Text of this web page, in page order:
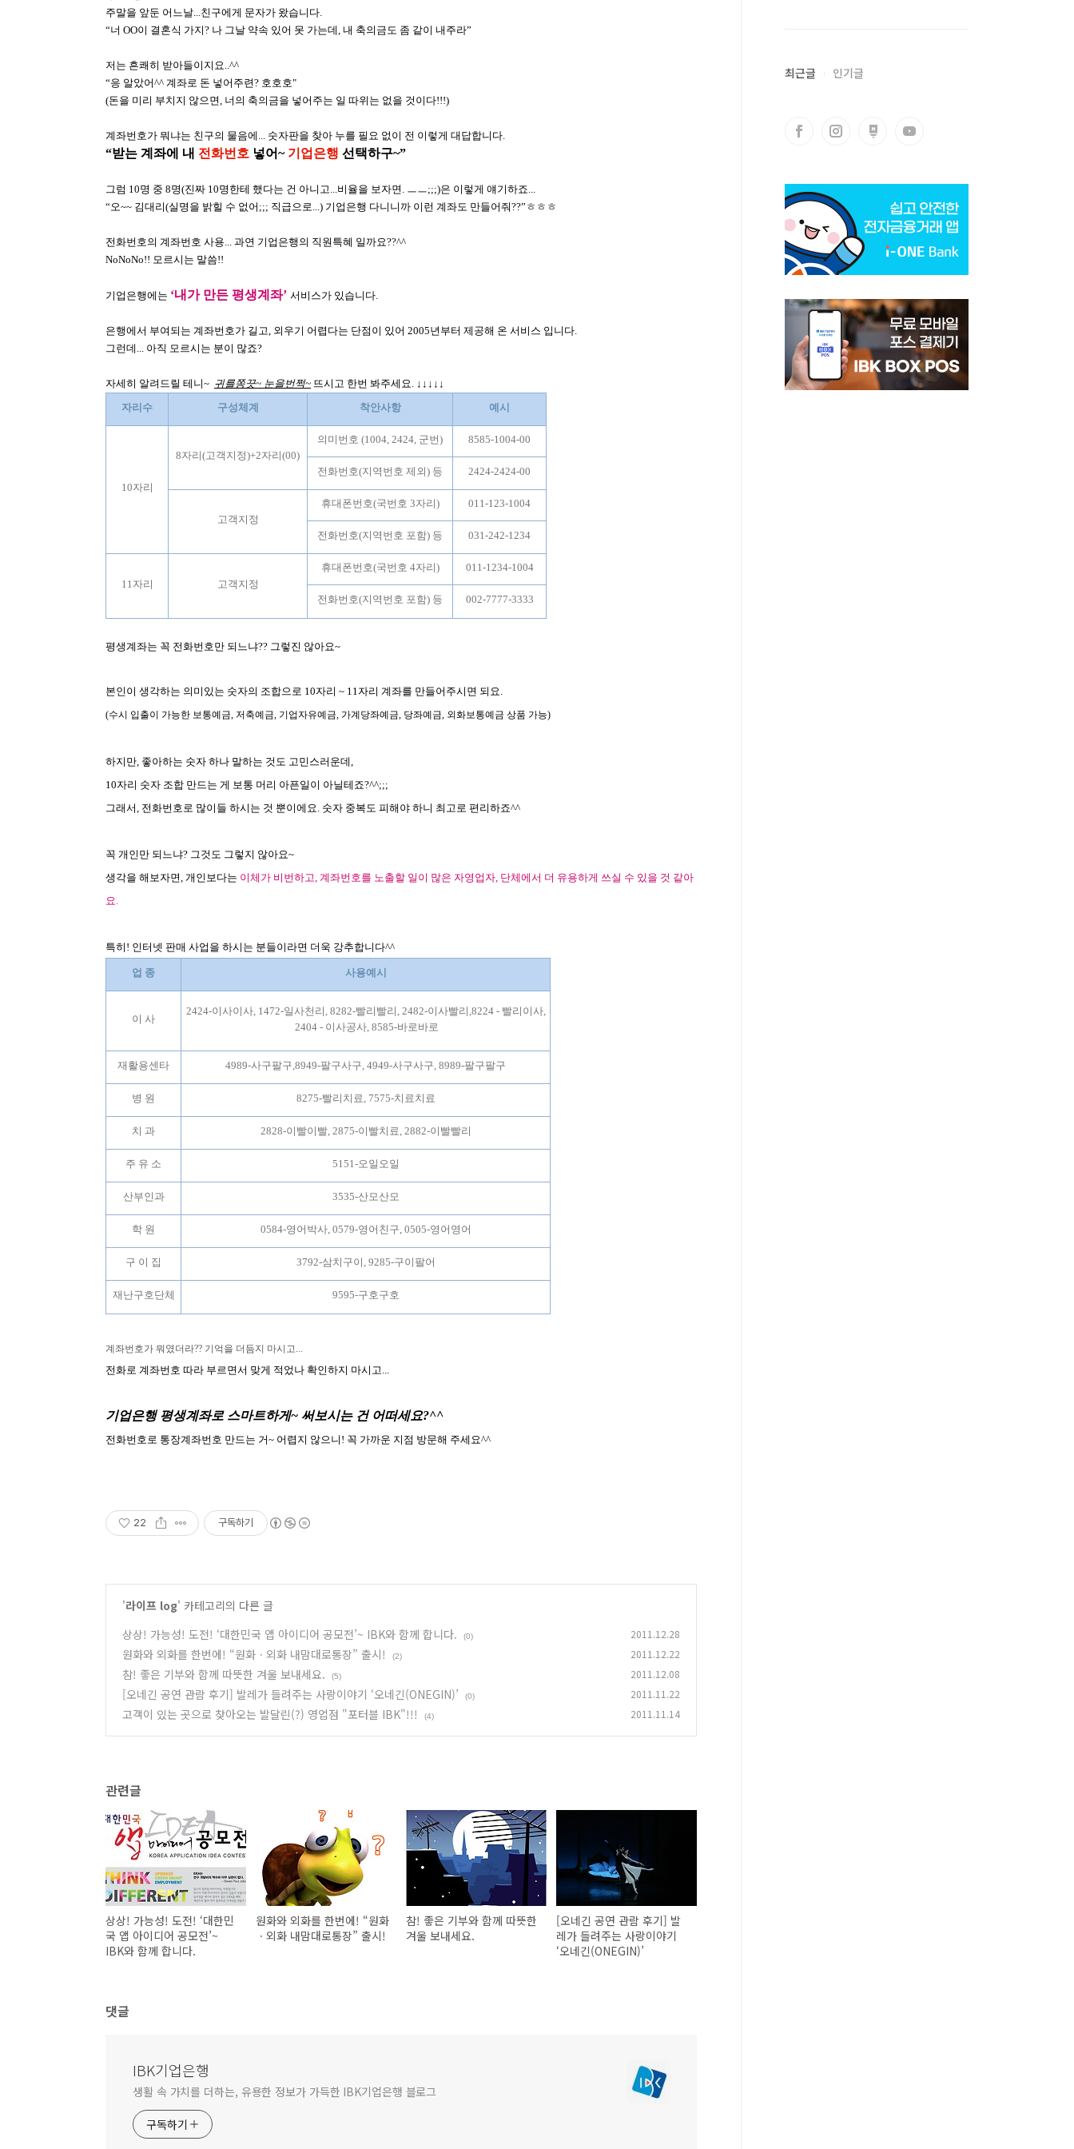
주말을 앞둔 어느날...친구에게 문자가 왔습니다.
“너 OO이 결혼식 가지? 나 그날 약속 있어 못 가는데, 내 축의금도 좀 같이 내주라”
저는 흔쾌히 받아들이지요..^^
“응 알았어^^ 계좌로 돈 넣어주련? 호호호"
(돈을 미리 부치지 않으면, 너의 축의금을 넣어주는 일 따위는 없을 것이다!!!)
계좌번호가 뭐냐는 친구의 물음에 ... 숫자판을 찾아 누를 필요 없이 전 이렇게 대답합니다.
“받는 계좌에 내 전화번호 넣어~ 기업은행 선택하구~”
그럼 10명 중 8명(진짜 10명한테 했다는 건 아니고...비율을 보자면 . ㅡㅡ;;;)은 이렇게 얘기하죠...
“오~~ 김대리(실명을 밝힐 수 없어 ;;; 직급으로...) 기업은행 다니니까 이런 계좌도 만들어줘??” ㅎㅎㅎ
전화번호의 계좌번호 사용... 과연 기업은행의 직원특혜 일까요??^^
NoNoNo!! 모르시는 말씀!!
기업은행에는 ‘내가 만든 평생계좌’ 서비스가 있습니다.
은행에서 부여되는 계좌번호가 길고, 외우기 어렵다는 단점이 있어 2005년부터 제공해 온 서비스 입니다.
그런데 ... 아직 모르시는 분이 많죠?
자세히 알려드릴 테니~ 귀를쫑끗~ 눈을번쩍~ 뜨시고 한번 봐주세요. ↓↓↓↓↓
자리수
구성체계 착안사항 예시
10자리
8자리(고객지정)+2자리(00)
의미번호 (1004, 2424, 군번) 8585-1004-00
전화번호(지역번호 제외) 등 2424-2424-00
고객지정
휴대폰번호(국번호 3자리) 011-123-1004
전화번호(지역번호 포함) 등 031-242-1234
11자리 고객지정
휴대폰번호(국번호 4자리) 011-1234-1004
전화번호(지역번호 포함) 등 002-7777-3333
평생계좌는 꼭 전화번호만 되느냐?? 그렇진 않아요~
본인이 생각하는 의미있는 숫자의 조합으로 10자리 ~ 11자리 계좌를 만들어주시면 되요.
(수시 입출이 가능한 보통예금, 저축예금, 기업자유예금, 가계당좌예금, 당좌예금, 외화보통예금 상품 가능)
하지만, 좋아하는 숫자 하나 말하는 것도 고민스러운데,
10자리 숫자 조합 만드는 게 보통 머리 아픈일이 아닐테죠?^^;;;
그래서, 전화번호로 많이들 하시는 것 뿐이에요. 숫자 중복도 피해야 하니 최고로 편리하죠^^
꼭 개인만 되느냐? 그것도 그렇지 않아요~
생각을 해보자면, 개인보다는 이체가 비번하고, 계좌번호를 노출할 일이 많은 자영업자, 단체에서 더 유용하게 쓰실 수 있을 것 같아
요.
특히 ! 인터넷 판매 사업을 하시는 분들이라면 더욱 강추합니다^^
업 종 사용예시
이 사
2424-이사이사, 1472-일사천리, 8282-빨리빨리, 2482-이사빨리,8224 - 빨리이사,
2404 - 이사공사, 8585-바로바로
재활용센타 4989-사구팔구,8949-팔구사구, 4949-사구사구, 8989-팔구팔구
병 원 8275-빨리치료, 7575-치료치료
치 과 2828-이빨이빨, 2875-이빨치료, 2882-이빨빨리
주 유 소 5151-오일오일
산부인과 3535-산모산모
학 원 0584-영어박사, 0579-영어친구, 0505-영어영어
구 이 집 3792-삼치구이, 9285-구이팔어
재난구호단체 9595-구호구호
계좌번호가 뭐였더라?? 기억을 더듬지 마시고...
전화로 계좌번호 따라 부르면서 맞게 적었나 확인하지 마시고...
기업은행 평생계좌로 스마트하게~ 써보시는 건 어떠세요?^^
전화번호로 통장계좌번호 만드는 거~ 어렵지 않으니 ! 꼭 가까운 지점 방문해 주세요^^
22 구독하기
'라이프 log' 카테고리의 다른 글
상상! 가능성! 도전! ‘대한민국 앱 아이디어 공모전’~ IBK와 함께 합니다.
(0) 2011.12.28
원화와 외화를 한번에! “원화ㆍ외화 내맘대로통장” 출시! (2) 2011.12.22
참! 좋은 기부와 함께 따뜻한 겨울 보내세요. (5) 2011.12.08
[오네긴 공연 관람 후기] 발레가 들려주는 사랑이야기 ‘오네긴(ONEGIN)’ (0) 2011.11.22
고객이 있는 곳으로 찾아오는 발달린(?) 영업점 "포터블 IBK"!!! (4) 2011.11.14
관련글
상상! 가능성! 도전! ‘대한민
국 앱 아이디어 공모전’~
IBK와 함께 합니다.
원화와 외화를 한번에! “원화
ㆍ외화 내맘대로통장” 출시!
참! 좋은 기부와 함께 따뜻한
겨울 보내세요.
[오네긴 공연 관람 후기] 발
레가 들려주는 사랑이야기
‘오네긴(ONEGIN)’
댓글
IBK기업은행
생활 속 가치를 더하는, 유용한 정보가 가득한 IBK기업은행 블로그
구독하기
최근글 인기글